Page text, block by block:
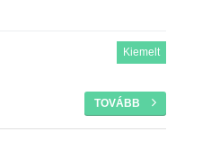
Kiemelt
TOVÁBB